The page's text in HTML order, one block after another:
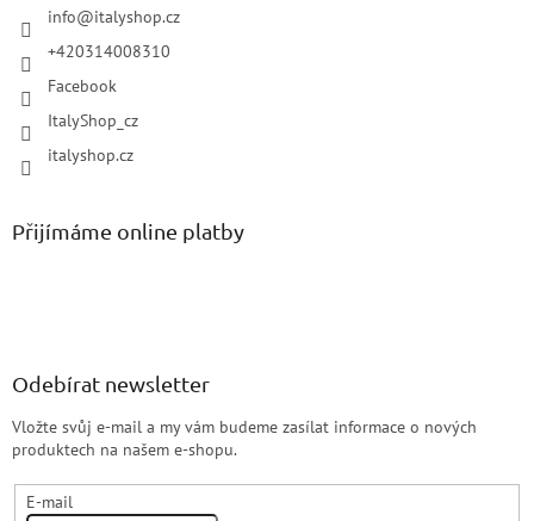
info@italyshop.cz
+420314008310
Facebook
ItalyShop_cz
italyshop.cz
Přijímáme online platby
Odebírat newsletter
Vložte svůj e-mail a my vám budeme zasílat informace o nových
produktech na našem e-shopu.
E-mail